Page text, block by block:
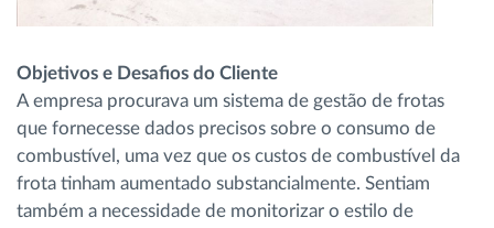
Objetivos e Desafios do Cliente
A empresa procurava um sistema de gestão de frotas
que fornecesse dados precisos sobre o consumo de
combustível, uma vez que os custos de combustível da
frota tinham aumentado substancialmente. Sentiam
também a necessidade de monitorizar o estilo de